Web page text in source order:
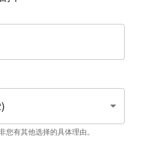
您有其他选择的具体理由。